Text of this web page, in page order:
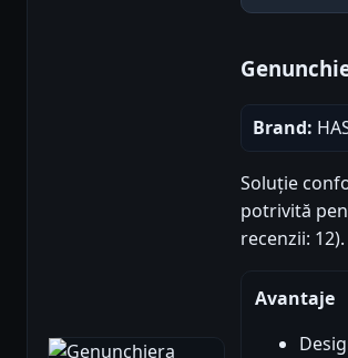
Brand:
Soluție
potrivită
recenzii:
Avantaje